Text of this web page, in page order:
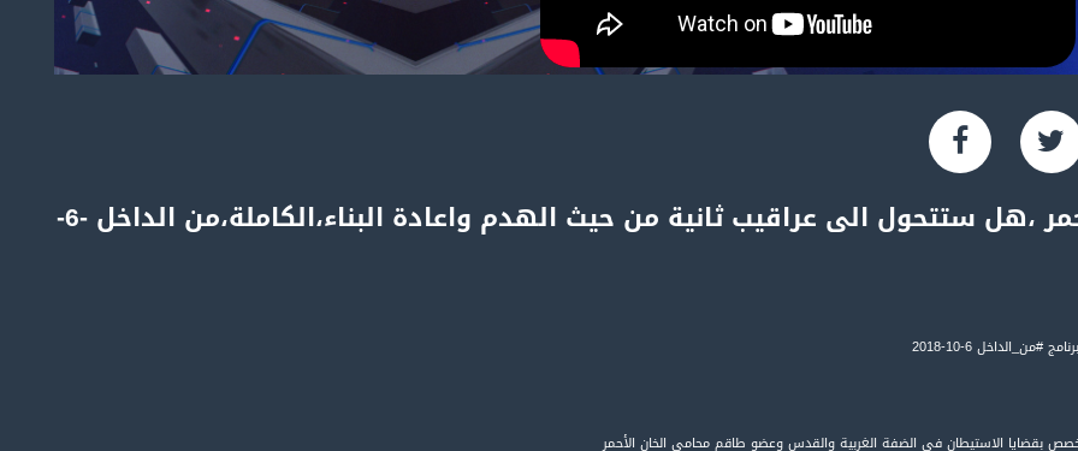
الخان الأحمر ،هل ستتحول الى عراقيب ثانية من حيث الهدم واعادة البناء،الكاملة،من الداخل -6-
#من_الداخل 6-10-2018